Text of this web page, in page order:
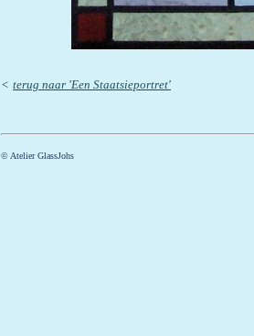
< terug naar 'Een Staatsieportret'
© Atelier GlassJohs